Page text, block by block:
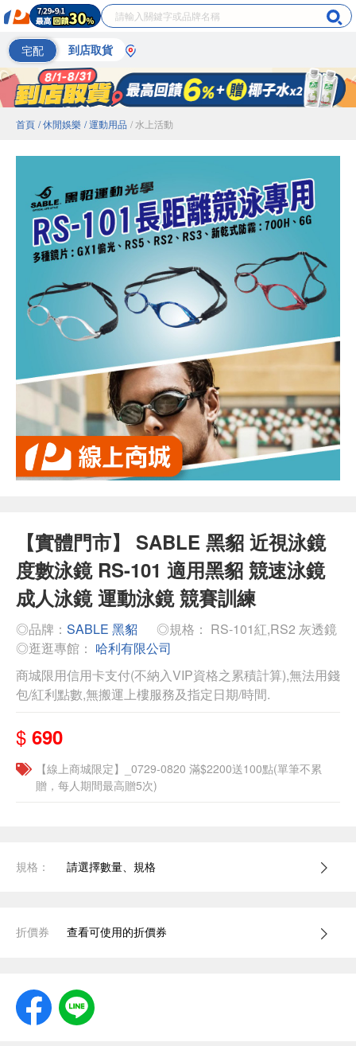
宅配 到店取貨
首頁 / 休閒娛樂 / 運動用品 / 水上活動
【實體門市】 SABLE 黑貂 近視泳鏡
度數泳鏡 RS-101 適用黑貂 競速泳鏡
成人泳鏡 運動泳鏡 競賽訓練
◎品牌： SABLE 黑貂
◎規格： RS-101紅,RS2 灰透鏡
◎逛逛專館： 哈利有限公司
商城限用信用卡支付(不納入VIP資格之累積計算),無法用錢
包/紅利點數,無搬運上樓服務及指定日期/時間.
$ 690
【線上商城限定】_0729-0820 滿$2200送100點(單筆不累
贈，每人期間最高贈5次)
規格： 請選擇數量、規格
折價券 查看可使用的折價券